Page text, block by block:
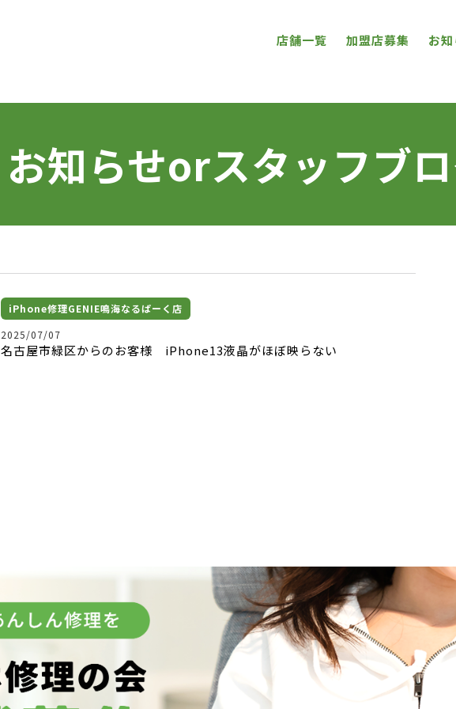
店舗一覧 加盟店募集 お
お知らせorスタッフブ
iPhone修理GENIE鳴海なるぱーく店
2025/07/07
名古屋市緑区からのお客様 iPhone13液晶がほぼ映らない